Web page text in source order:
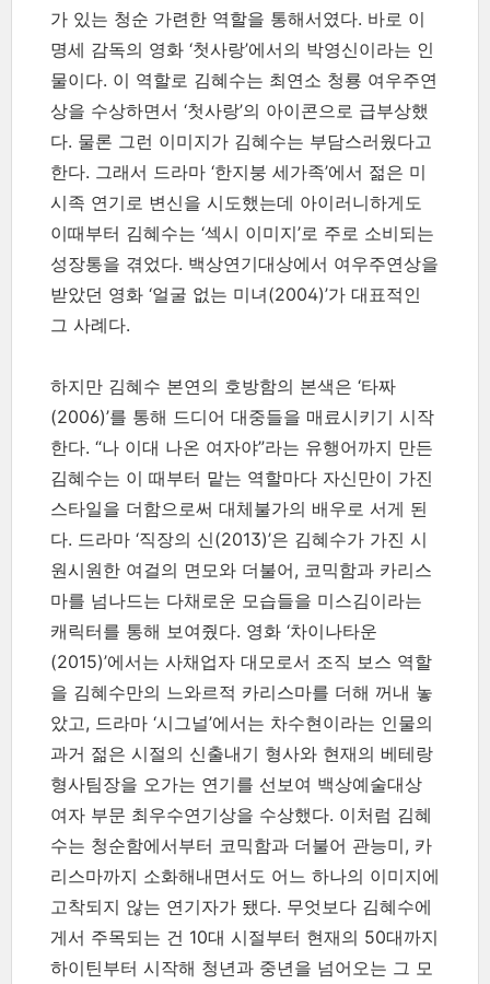
가 있는 청순 가련한 역할을 통해서였다. 바로 이
명세 감독의 영화 ‘첫사랑’에서의 박영신이라는 인
물이다. 이 역할로 김혜수는 최연소 청룡 여우주연
상을 수상하면서 ‘첫사랑’의 아이콘으로 급부상했
다. 물론 그런 이미지가 김혜수는 부담스러웠다고
한다. 그래서 드라마 ‘한지붕 세가족’에서 젊은 미
시족 연기로 변신을 시도했는데 아이러니하게도
이때부터 김혜수는 ‘섹시 이미지’로 주로 소비되는
성장통을 겪었다. 백상연기대상에서 여우주연상을
받았던 영화 ‘얼굴 없는 미녀(2004)’가 대표적인
그 사례다.
하지만 김혜수 본연의 호방함의 본색은 ‘타짜
(2006)’를 통해 드디어 대중들을 매료시키기 시작
한다. “나 이대 나온 여자야”라는 유행어까지 만든
김혜수는 이 때부터 맡는 역할마다 자신만이 가진
스타일을 더함으로써 대체불가의 배우로 서게 된
다. 드라마 ‘직장의 신(2013)’은 김혜수가 가진 시
원시원한 여걸의 면모와 더불어, 코믹함과 카리스
마를 넘나드는 다채로운 모습들을 미스김이라는
캐릭터를 통해 보여줬다. 영화 ‘차이나타운
(2015)’에서는 사채업자 대모로서 조직 보스 역할
을 김혜수만의 느와르적 카리스마를 더해 꺼내 놓
았고, 드라마 ‘시그널’에서는 차수현이라는 인물의
과거 젊은 시절의 신출내기 형사와 현재의 베테랑
형사팀장을 오가는 연기를 선보여 백상예술대상
여자 부문 최우수연기상을 수상했다. 이처럼 김혜
수는 청순함에서부터 코믹함과 더불어 관능미, 카
리스마까지 소화해내면서도 어느 하나의 이미지에
고착되지 않는 연기자가 됐다. 무엇보다 김혜수에
게서 주목되는 건 10대 시절부터 현재의 50대까지
하이틴부터 시작해 청년과 중년을 넘어오는 그 모